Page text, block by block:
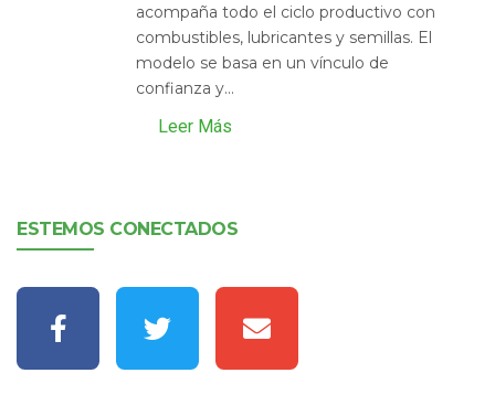
acompaña todo el ciclo productivo con
combustibles, lubricantes y semillas. El
modelo se basa en un vínculo de
confianza y...
Leer Más
ESTEMOS CONECTADOS